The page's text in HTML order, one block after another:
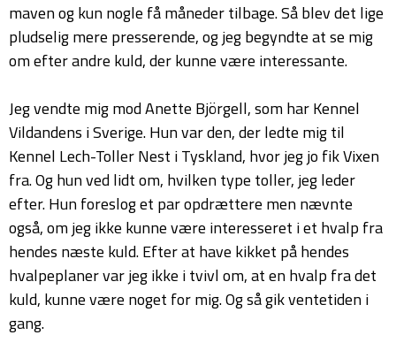
maven og kun nogle få måneder tilbage. Så blev det lige
pludselig mere presserende, og jeg begyndte at se mig
om efter andre kuld, der kunne være interessante.
Jeg vendte mig mod Anette Björgell, som har Kennel
Vildandens i Sverige. Hun var den, der ledte mig til
Kennel Lech-Toller Nest i Tyskland, hvor jeg jo fik Vixen
fra. Og hun ved lidt om, hvilken type toller, jeg leder
efter. Hun foreslog et par opdrættere men nævnte
også, om jeg ikke kunne være interesseret i et hvalp fra
hendes næste kuld. Efter at have kikket på hendes
hvalpeplaner var jeg ikke i tvivl om, at en hvalp fra det
kuld, kunne være noget for mig. Og så gik ventetiden i
gang.